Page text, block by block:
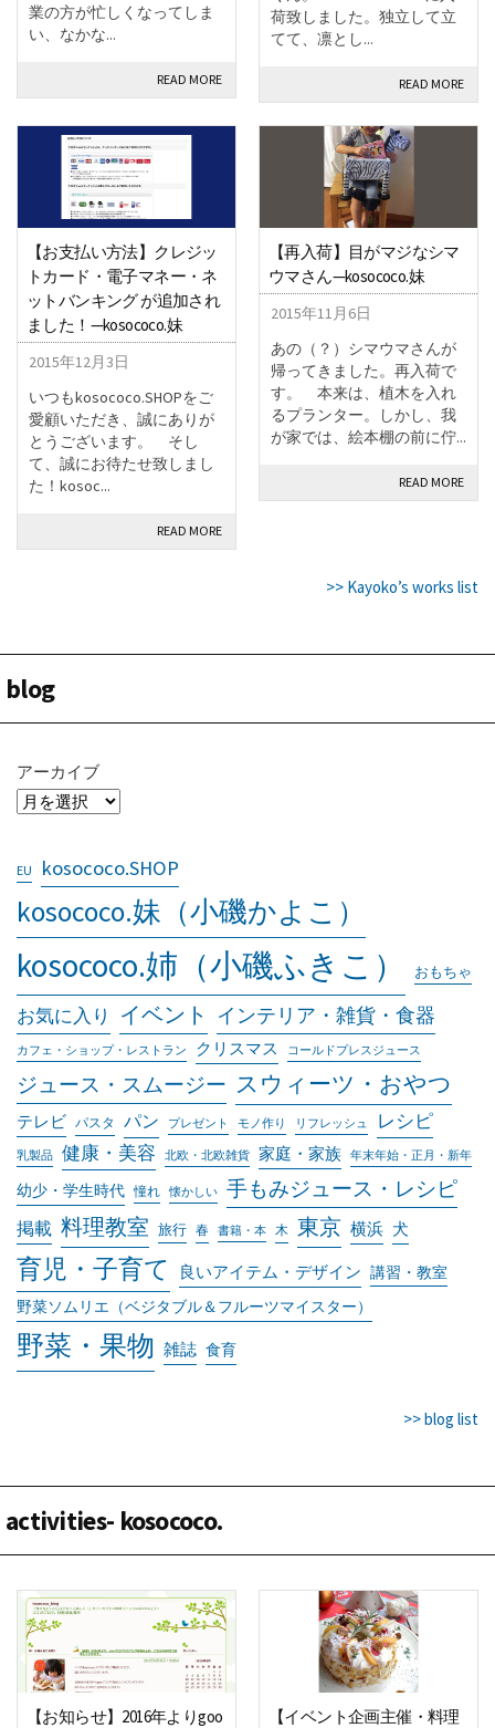
業の方が忙しくなってしま
い、なかな...
READ MORE
荷致しました。独立して立
てて、凛とし...
READ MORE
【お支払い方法】クレジッ
トカード・電子マネー・ネ
ットバンキング が追加され
ました！—kosococo.妹
2015年12月3日
いつもkosococo.SHOPをご
愛顧いただき、誠にありが
とうございます。 そし
て、誠にお待たせ致しまし
た！kosoc...
READ MORE
【再入荷】目がマジなシマ
ウマさん—kosococo.妹
2015年11月6日
あの（？）シマウマさんが
帰ってきました。再入荷で
す。 本来は、植木を入れ
るプランター。しかし、我
が家では、絵本棚の前に佇...
READ MORE
>> Kayoko’s works list
blog
アーカイブ
EU kosococo.SHOP
kosococo.妹（小磯かよこ）
kosococo.姉（小磯ふきこ） おもちゃ
お気に入り イベント インテリア・雑貨・食器
カフェ・ショップ・レストラン クリスマス コールドプレスジュース
ジュース・スムージー スウィーツ・おやつ
テレビ パスタ パン プレゼント モノ作り リフレッシュ レシピ
乳製品 健康・美容 北欧・北欧雑貨 家庭・家族 年末年始・正月・新年
幼少・学生時代 憧れ 懐かしい 手もみジュース・レシピ
掲載 料理教室 旅行 春 書籍・本 木 東京 横浜 犬
育児・子育て 良いアイテム・デザイン 講習・教室
野菜ソムリエ（ベジタブル＆フルーツマイスター）
野菜・果物 雑誌 食育
>> blog list
activities- kosococo.
【お知らせ】2016年よりgoo
【イベント企画主催・料理